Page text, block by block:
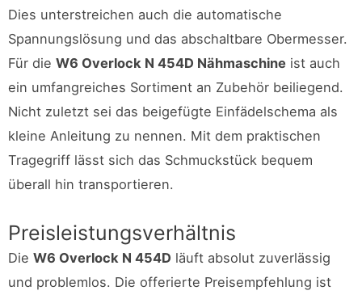
Dies unterstreichen auch die automatische
Spannungslösung und das abschaltbare Obermesser.
Für die W6 Overlock N 454D Nähmaschine ist auch
ein umfangreiches Sortiment an Zubehör beiliegend.
Nicht zuletzt sei das beigefügte Einfädelschema als
kleine Anleitung zu nennen. Mit dem praktischen
Tragegriff lässt sich das Schmuckstück bequem
überall hin transportieren.
Preisleistungsverhältnis
Die W6 Overlock N 454D läuft absolut zuverlässig
und problemlos. Die offerierte Preisempfehlung ist